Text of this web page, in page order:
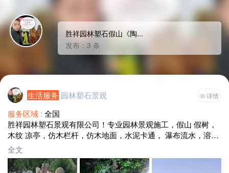
胜祥园林塑石假山《陶...
发布：3 条
生活服务 园林塑石景观 详情
服务区域 : 全国
胜祥园林塑石景观有限公司！专业园林景观施工，假山 假树，
木纹 凉亭，仿木栏杆，仿木地面，水泥卡通， 瀑布流水，溶
洞，小品卡通形象，水泥雕塑等景观工程施工，可包工包料，
清包工都可，价格实惠，质量保证，有需要的朋友可以咨询，
合作共赢电话13787194202微信同号
全文